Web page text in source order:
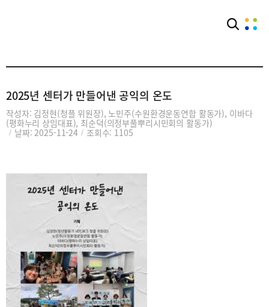
2025년 센터가 만들어낸 공익의 온도
작성자: 김정현(청플 위원장), 노민주(수원환경운동연합 활동가), 이바다
(평화누리 상임대표), 최순덕(의정부풀뿌리시민회의 활동가)
/ 날짜: 2025-11-24 / 조회수: 1105